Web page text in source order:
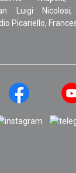
Luigi Nicolosi,
Picariello,